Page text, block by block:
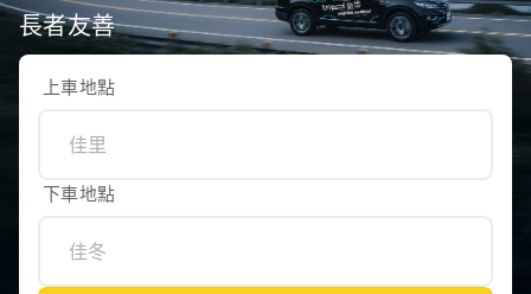
長者友善
上車地點
下車地點